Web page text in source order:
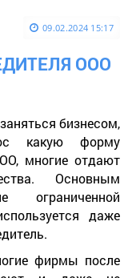
09.02.2024 15:17
ООО
бизнесом,
какую форму
многие отдают
Основным
ограниченной
даже
фирмы после